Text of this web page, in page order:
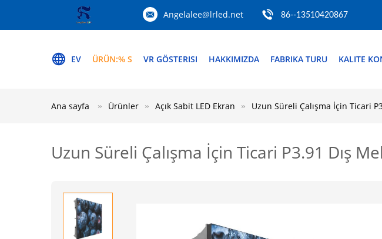
Angelalee@lrled.net 86--13510420867
EV ÜRÜN:% S VR GÖSTERISI HAKKIMIZDA FABRIKA TURU KALITE
Ana sayfa Ürünler Açık Sabit LED Ekran Uzun Süreli Çalışma İçin Ticari
Uzun Süreli Çalışma İçin Ticari P3.91 Dış